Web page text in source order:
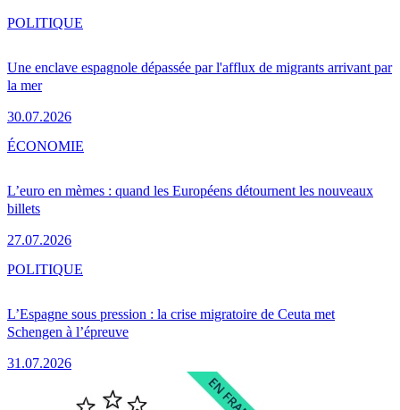
Une enclave espagnole dépassée par l'afflux de migrants arrivant par
la mer
30.07.2026
POLITIQUE
L’euro en mèmes : quand les Européens détournent les nouveaux
billets
27.07.2026
ÉCONOMIE
L’Espagne sous pression : la crise migratoire de Ceuta met
Schengen à l’épreuve
31.07.2026
POLITIQUE